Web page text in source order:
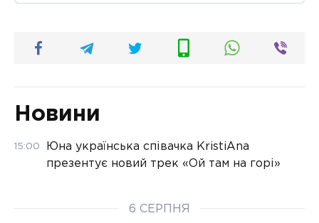
Новини
15:00
Юна українська співачка KristiAna
презентує новий трек «Ой там на горі»
6 СЕРПНЯ